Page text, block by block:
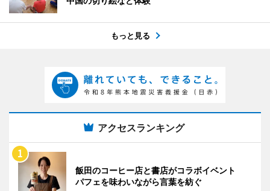
もっと見る
アクセスランキング
飯田のコーヒー店と書店がコラボイベント
パフェを味わいながら言葉を紡ぐ